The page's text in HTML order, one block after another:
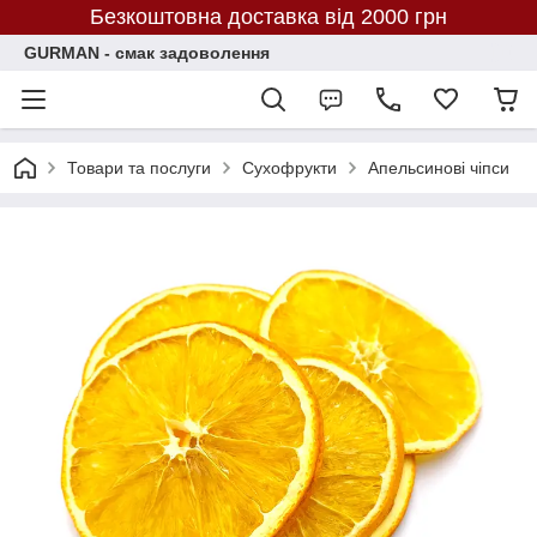
Безкоштовна доставка від 2000 грн
GURMAN - смак задоволення
Товари та послуги Сухофрукти Апельсинові чіпси